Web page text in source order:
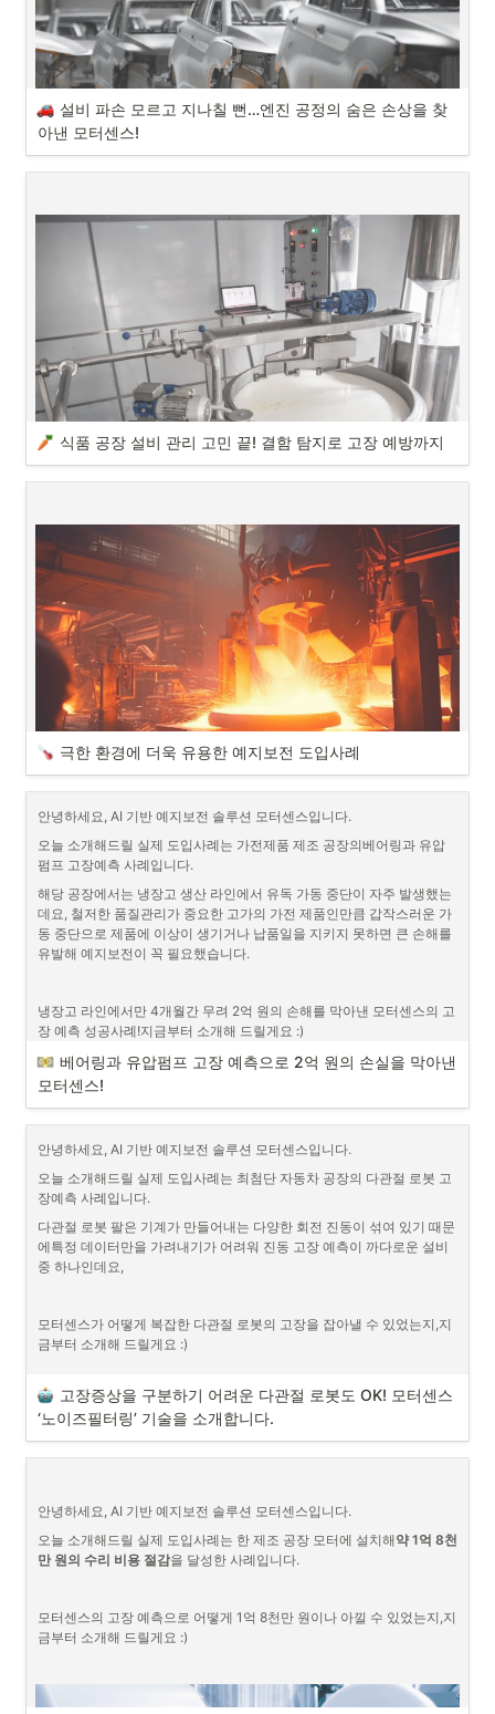
도입 사례 간단 소개
고객사 : 비철금속 제조 공장
설치 설비 : 냉각탑
오늘 소개해드릴 실제 도입사례는 자동차 공장의 엔진 제작 공정 예지보
전 사례입니다. 아무도 알아차리지 못해 방치할뻔한 베어링과 기어박스
의 이상을 탐지해 알려준 모터센스!  자세한 내용을 지금부터 소개해드리
겠습니다 :)
모터센스 고객사 실사용 후기! 국내 식품공장의 도입 성공 사례를 소개합
니다.
#모터센스 #모터고장예측 #식품공장 #조미료 #벨트풀리
설비 파손 모르고 지나칠 뻔…엔진 공정의 숨은 손상을 찾
아낸 모터센스!
오늘 소개해드릴 실제 도입사례는 식품 공장 설비 모니터링 사례입니다.
조미료 공장의 ‘벨트 풀리’이상을 빠르게 알아차리고 가동 중단을 예방한
모터센스 예지보전 솔루션! 자세한 내용을 지금부터 소개해드리겠습니
다 :)
모터센스 고객사 실사용 후기! 국내 식품공장의 도입 성공 사례를 소개합
니다.
#모터센스 #모터고장예측 #식품공장 #조미료 #벨트풀리
도입사례 간단 소개
고객사: 식품공장
설치 설비: 컨베이어 벨트
식품 공장 설비 관리 고민 끝! 결함 탐지로 고장 예방까지
극한 환경에 더욱 유용한 예지보전 도입사례
안녕하세요, AI 기반 예지보전 솔루션 모터센스입니다.
입니다. 뜨겁고 위험한 설비가 많은 현장의 특성상 고온에서도 안정적으
로 잘 작동하는 것이 중요했는데요, 정확한 예지보전뿐 아니라 거친 현장
에서도 무리 없이 작동하는 안정성으로 인정받은 도입사례! 지금부터 소
개해드리겠습니다 :)
모터센스 고객사 실사용 후기! 국내 제철소의 도입 성공 사례를 소개합니
다.
#모터센스 #모터고장예측 #제철소 #극한환경
극한 환경에 더욱 유용한 예지보전 도입사례
안녕하세요, AI 기반 예지보전 솔루션 모터센스입니다.
오늘 소개해드릴 실제 도입사례는 가전제품 제조 공장의베어링과 유압
펌프 고장예측 사례입니다.
해당 공장에서는 냉장고 생산 라인에서 유독 가동 중단이 자주 발생했는
데요, 철저한 품질관리가 중요한 고가의 가전 제품인만큼 갑작스러운 가
동 중단으로 제품에 이상이 생기거나 납품일을 지키지 못하면 큰 손해를
유발해 예지보전이 꼭 필요했습니다.
냉장고 라인에서만 4개월간 무려 2억 원의 손해를 막아낸 모터센스의 고
장 예측 성공사례!지금부터 소개해 드릴게요 :)
베어링과 유압펌프 고장 예측으로 2억 원의 손실을 막아낸
모터센스!
안녕하세요, AI 기반 예지보전 솔루션 모터센스입니다.
오늘 소개해드릴 실제 도입사례는 최첨단 자동차 공장의 다관절 로봇 고
장예측 사례입니다.
다관절 로봇 팔은 기계가 만들어내는 다양한 회전 진동이 섞여 있기 때문
에특정 데이터만을 가려내기가 어려워 진동 고장 예측이 까다로운 설비
중 하나인데요,
모터센스가 어떻게 복잡한 다관절 로봇의 고장을 잡아낼 수 있었는지,지
금부터 소개해 드릴게요 :)
고장증상을 구분하기 어려운 다관절 로봇도 OK! 모터센스
‘노이즈필터링’ 기술을 소개합니다.
안녕하세요, AI 기반 예지보전 솔루션 모터센스입니다.
오늘 소개해드릴 실제 도입사례는 한 제조 공장 모터에 설치해약 1억 8천
만 원의 수리 비용 절감을 달성한 사례입니다.
모터센스의 고장 예측으로 어떻게 1억 8천만 원이나 아낄 수 있었는지,지
금부터 소개해 드릴게요 :)